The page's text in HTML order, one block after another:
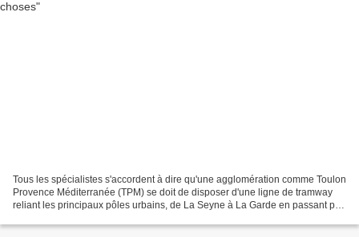
Tous les spécialistes s'accordent à dire qu'une agglomération comme Toulon
Provence Méditerranée (TPM) se doit de disposer d'une ligne de tramway
reliant les principaux pôles urbains, de La Seyne à La Garde en passant par